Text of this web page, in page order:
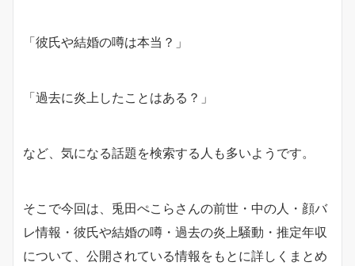
「彼氏や結婚の噂は本当？」
「過去に炎上したことはある？」
など、気になる話題を検索する人も多いようです。
そこで今回は、兎田ぺこらさんの前世・中の人・顔バ
レ情報・彼氏や結婚の噂・過去の炎上騒動・推定年収
について、公開されている情報をもとに詳しくまとめ